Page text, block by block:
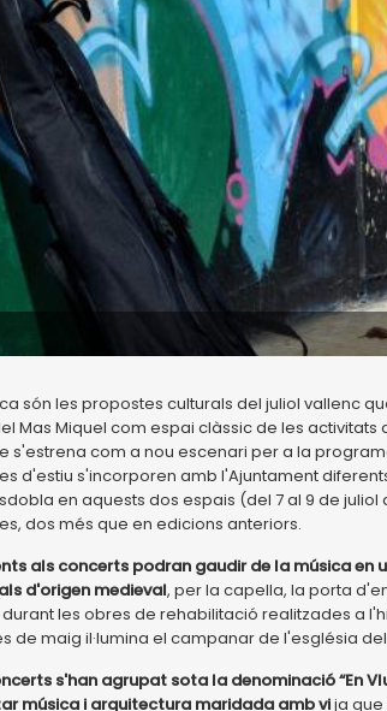
són les propostes culturals del juliol vallenc
Mas Miquel com espai clàssic de les
s'estrena com a nou escenari per a la
d'estiu s'incorporen amb l'Ajuntament
en aquests dos espais (del 7 al 9 de juliol
dos més que en edicions anteriors.
als concerts podran gaudir de la música
d'origen medieval, per la capella, la porta
les obres de rehabilitació realitzades a
de maig il·lumina el campanar de l'església
s'han agrupat sota la denominació “En
música i arquitectura maridada amb vija